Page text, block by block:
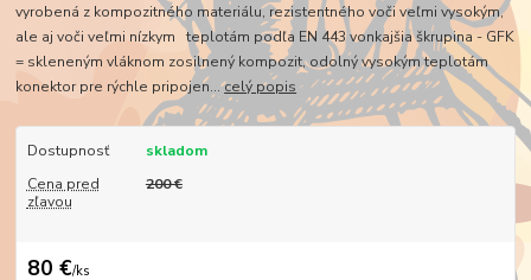
vyrobená z kompozitného materiálu, rezistentného voči veľmi vysokým,
ale aj voči veľmi nízkym teplotám podľa EN 443 vonkajšia škrupina - GFK
= skleneným vláknom zosilnený kompozit, odolný vysokým teplotám
konektor pre rýchle pripojen...celý popis
Dostupnosť
skladom
Cena pred
zľavou
200 €
80 €/ks